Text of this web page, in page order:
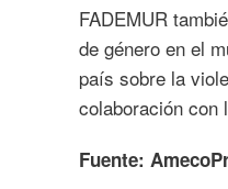
FADEMUR
de género en el
país sobre la
colaboración con
Fuente: